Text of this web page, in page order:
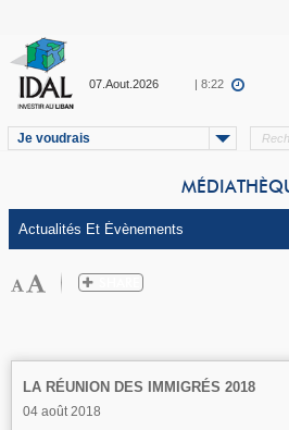
07.Aout.2026 | 8:22
Je voudrais
LA RÉUNION DES IMMIGRÉS 2018
04 août 2018